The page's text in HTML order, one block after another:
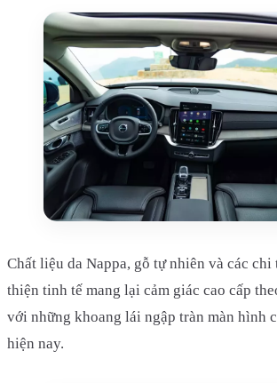
Chất liệu da Nappa, gỗ tự nhiên và các
thiện tinh tế mang lại cảm giác cao cấp
với những khoang lái ngập tràn màn hình
hiện nay.